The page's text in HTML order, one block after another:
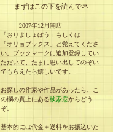
まずはこの下を読んでネ
2007年12月開店
「おりよしょぼう」もしくは
「オリョブックス」と覚えてくださ
い。ブックマークに追加登録してい
ただいて、たまに思い出してのぞい
てもらえたら嬉しいです。
お探しの作家や作品があったら、こ
の欄の真上にある検索窓からどう
ぞ。
基本的には代金＋送料をお振込いた